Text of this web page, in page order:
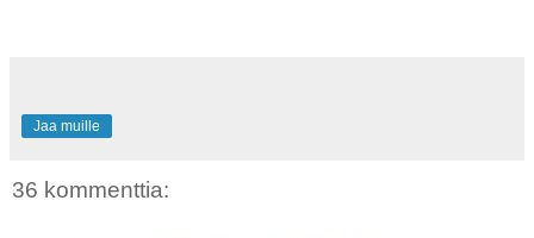
Jaa muille
36 kommenttia: